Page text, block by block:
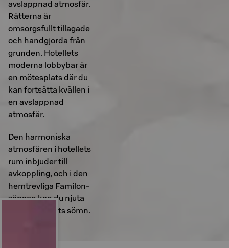
avslappnad atmosfär.
Rätterna är
omsorgsfullt tillagade
och handgjorda från
grunden. Hotellets
moderna lobbybar är
en mötesplats där du
kan fortsätta kvällen i
en avslappnad
atmosfär.
Den harmoniska
atmosfären i hotellets
rum inbjuder till
avkoppling, och i den
hemtrevliga Familon-
sängen kan du njuta
av en god natts sömn.